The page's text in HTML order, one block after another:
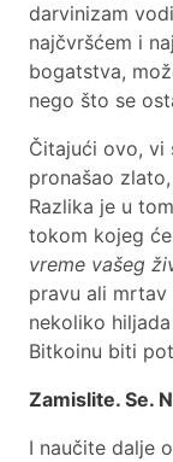
darvinizam
najčvršćem i
bogatstva,
nego što se
Čitajući ovo, vi
pronašao
Razlika je u
tokom kojeg
vreme vašeg
pravu ali
nekoliko
Bitkoinu biti
Zamislite. Se.
I naučite dalje